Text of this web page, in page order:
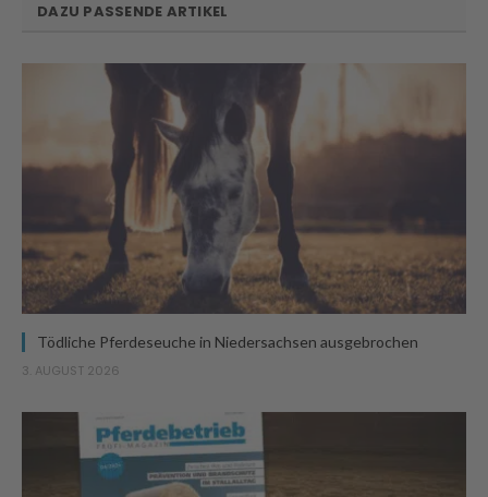
DAZU PASSENDE ARTIKEL
Tödliche Pferdeseuche in Niedersachsen ausgebrochen
3. AUGUST 2026